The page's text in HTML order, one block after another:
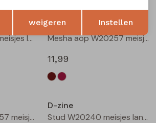
Bandra W20079 meisjes lange broek Wijnrood
D-zine
Mesha aop W20257 meisjes t-shirts lange mouw Bruin donker
11,99
Mesha aop W20257 meisjes t-shirts lange mouw Wijnrood
D-zine
Stud W20240 meisjes lange broek Denim grey
Opslaan
weigeren Instellen